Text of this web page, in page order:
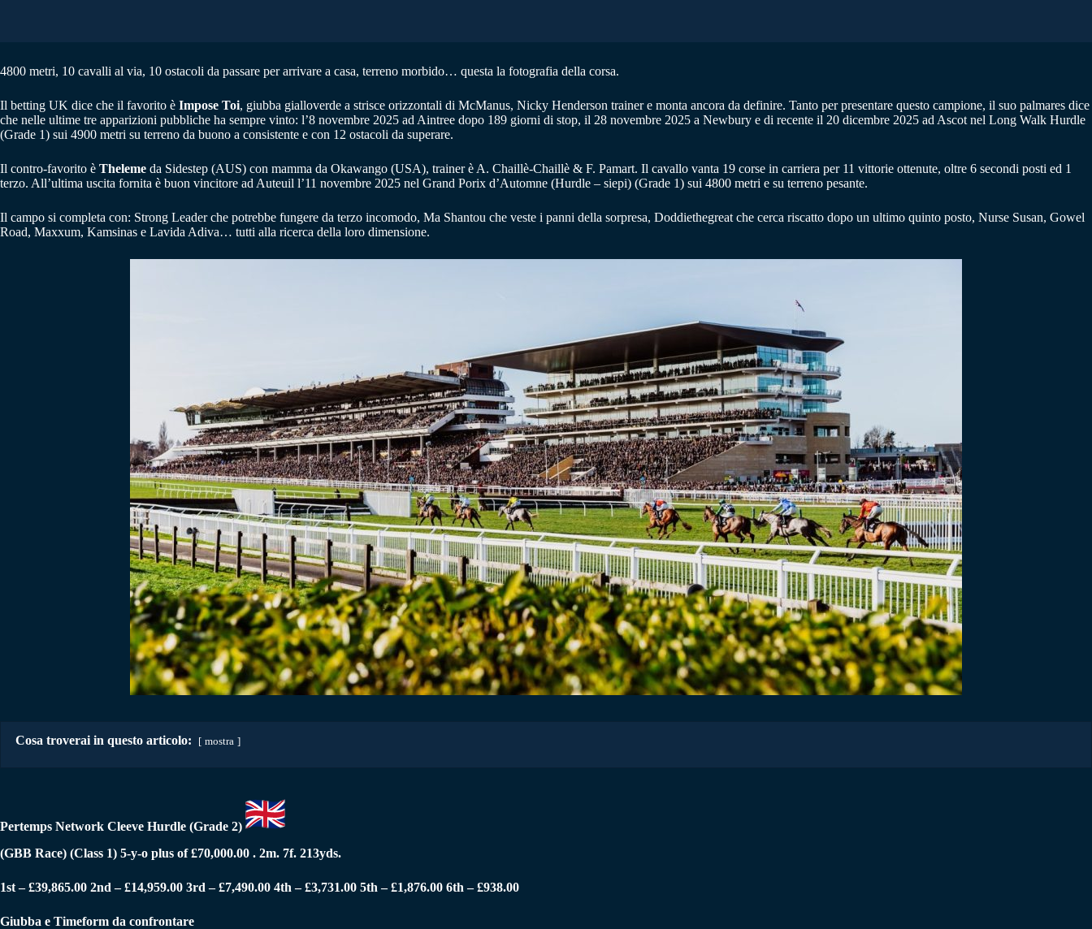
4800 metri, 10 cavalli al via, 10 ostacoli da passare per arrivare a casa, terreno morbido… questa la fotografia della corsa.
Il betting UK dice che il favorito è Impose Toi, giubba gialloverde a strisce orizzontali di McManus, Nicky Henderson trainer e monta ancora da definire. Tanto per presentare questo campione, il suo palmares dice
che nelle ultime tre apparizioni pubbliche ha sempre vinto: l’8 novembre 2025 ad Aintree dopo 189 giorni di stop, il 28 novembre 2025 a Newbury e di recente il 20 dicembre 2025 ad Ascot nel Long Walk Hurdle
(Grade 1) sui 4900 metri su terreno da buono a consistente e con 12 ostacoli da superare.
Il contro-favorito è Theleme da Sidestep (AUS) con mamma da Okawango (USA), trainer è A. Chaillè-Chaillè & F. Pamart. Il cavallo vanta 19 corse in carriera per 11 vittorie ottenute, oltre 6 secondi posti ed 1
terzo. All’ultima uscita fornita è buon vincitore ad Auteuil l’11 novembre 2025 nel Grand Porix d’Automne (Hurdle – siepi) (Grade 1) sui 4800 metri e su terreno pesante.
Il campo si completa con: Strong Leader che potrebbe fungere da terzo incomodo, Ma Shantou che veste i panni della sorpresa, Doddiethegreat che cerca riscatto dopo un ultimo quinto posto, Nurse Susan, Gowel
Road, Maxxum, Kamsinas e Lavida Adiva… tutti alla ricerca della loro dimensione.
Cosa troverai in questo articolo: mostra
Pertemps Network Cleeve Hurdle (Grade 2)
(GBB Race) (Class 1) 5-y-o plus of £70,000.00 . 2m. 7f. 213yds.
1st – £39,865.00 2nd – £14,959.00 3rd – £7,490.00 4th – £3,731.00 5th – £1,876.00 6th – £938.00
Giubba e Timeform da confrontare